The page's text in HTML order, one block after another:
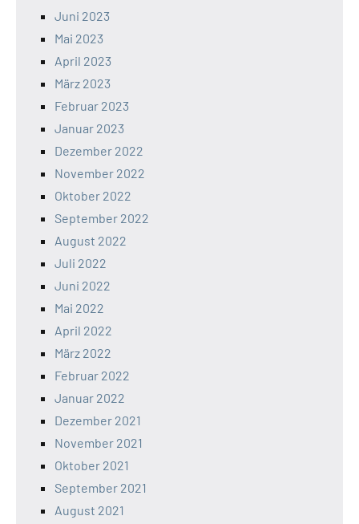
Juni 2023
Mai 2023
April 2023
März 2023
Februar 2023
Januar 2023
Dezember 2022
November 2022
Oktober 2022
September 2022
August 2022
Juli 2022
Juni 2022
Mai 2022
April 2022
März 2022
Februar 2022
Januar 2022
Dezember 2021
November 2021
Oktober 2021
September 2021
August 2021